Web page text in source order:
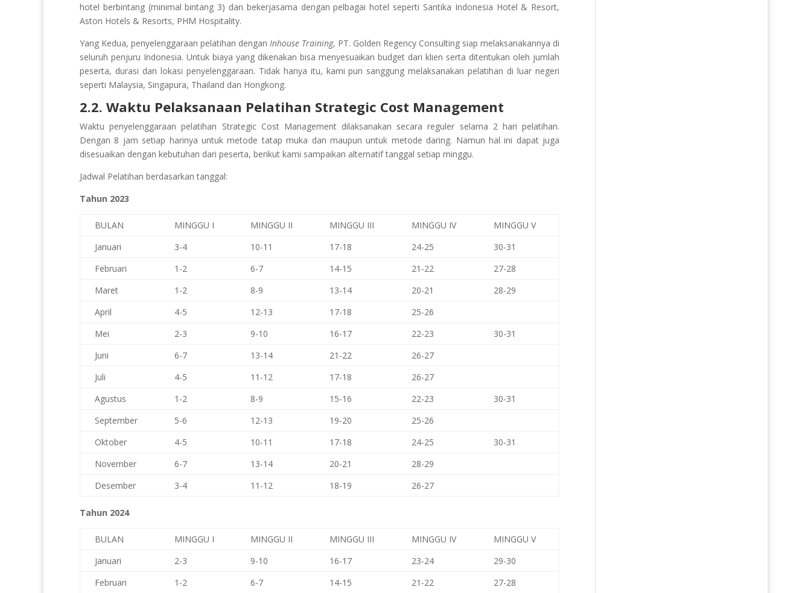
hotel berbintang (minimal bintang 3) dan bekerjasama dengan pelbagai hotel seperti Santika Indonesia Hotel & Resort,
Aston Hotels & Resorts, PHM Hospitality.
Yang Kedua, penyelenggaraan pelatihan dengan Inhouse Training, PT. Golden Regency Consulting siap melaksanakannya di
seluruh penjuru Indonesia. Untuk biaya yang dikenakan bisa menyesuaikan budget dari klien serta ditentukan oleh jumlah
peserta, durasi dan lokasi penyelenggaraan. Tidak hanya itu, kami pun sanggung melaksanakan pelatihan di luar negeri
seperti Malaysia, Singapura, Thailand dan Hongkong.
2.2. Waktu Pelaksanaan Pelatihan Strategic Cost Management
Waktu penyelenggaraan pelatihan Strategic Cost Management dilaksanakan secara reguler selama 2 hari pelatihan.
Dengan 8 jam setiap harinya untuk metode tatap muka dan maupun untuk metode daring. Namun hal ini dapat juga
disesuaikan dengan kebutuhan dari peserta, berikut kami sampaikan alternatif tanggal setiap minggu.
Jadwal Pelatihan berdasarkan tanggal:
Tahun 2023
BULAN MINGGU I MINGGU II MINGGU III MINGGU IV
MINGGU V
Januari
3-4 10-11 17-18 24-25
30-31
Februari
1-2 6-7 14-15 21-22
27-28
Maret
1-2 8-9 13-14 20-21
28-29
April
4-5 12-13 17-18
25-26
Mei
2-3 9-10 16-17 22-23
30-31
Juni
6-7 13-14 21-22
26-27
Juli
4-5 11-12 17-18
26-27
Agustus
1-2 8-9 15-16 22-23
30-31
September
5-6 12-13 19-20
25-26
Oktober
4-5 10-11 17-18 24-25
30-31
November
6-7 13-14 20-21
28-29
Desember
3-4 11-12 18-19 26-27
Tahun 2024
BULAN MINGGU I MINGGU II MINGGU III MINGGU IV
MINGGU V
Januari
2-3 9-10 16-17 23-24
29-30
Februari
1-2 6-7 14-15 21-22
27-28